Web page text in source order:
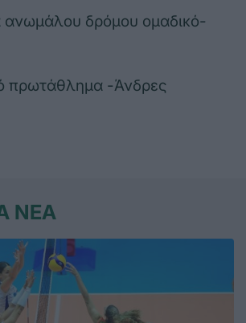
δρόμου ομαδικό-
πρωτάθλημα -Άνδρες
ΝΕΑ